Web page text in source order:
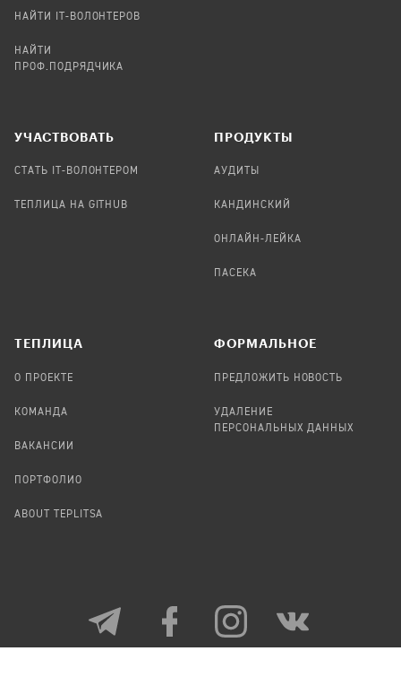
НАЙТИ IT-ВОЛОНТЕРОВ
НАЙТИ
ПРОФ.ПОДРЯДЧИКА
УЧАСТВОВАТЬ
СТАТЬ IT-ВОЛОНТЕРОМ
ТЕПЛИЦА НА GITHUB
ПРОДУКТЫ
АУДИТЫ
КАНДИНСКИЙ
ОНЛАЙН-ЛЕЙКА
ПАСЕКА
TЕПЛИЦА
О ПРОЕКТЕ
КОМАНДА
ВАКАНСИИ
ПОРТФОЛИО
ABOUT TEPLITSA
ФОРМАЛЬНОЕ
ПРЕДЛОЖИТЬ НОВОСТЬ
УДАЛЕНИЕ
ПЕРСОНАЛЬНЫХ ДАННЫХ